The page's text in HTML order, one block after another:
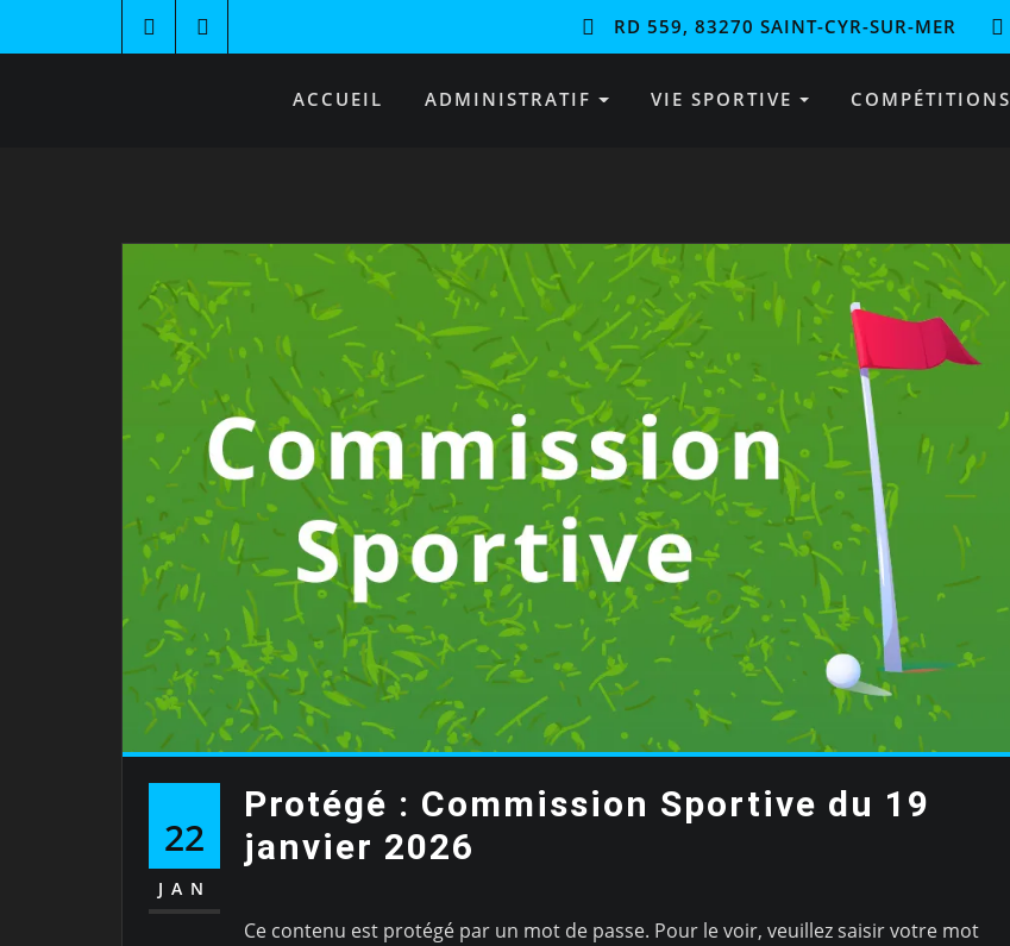
RD 559, 83270 SAINT-CYR-SUR-MER
ACCUEIL ADMINISTRATIF VIE SPORTIVE COMPÉTITIONS
22
JAN
Protégé : Commission Sportive du 19
janvier 2026
Ce contenu est protégé par un mot de passe. Pour le voir, veuillez saisir votre mot